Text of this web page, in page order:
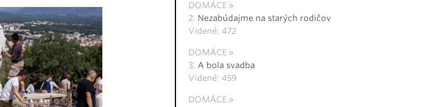
DOMÁCE
Nezabúdajme na starých rodičov
Videné: 472
DOMÁCE
A bola svadba
Videné: 459
DOMÁCE